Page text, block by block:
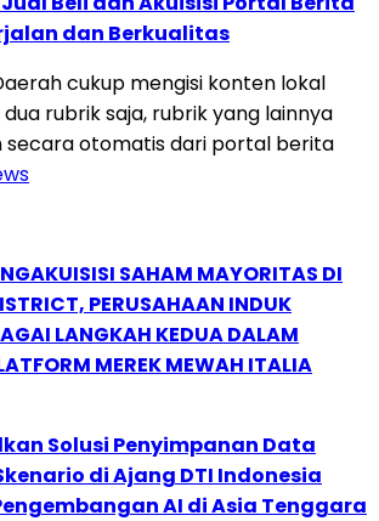
dan Berkualitas
cukup mengisi konten lokal
rubrik saja, rubrik yang lainnya
secara otomatis dari portal berita
SAHAM MAYORITAS DI
PERUSAHAAN INDUK
LANGKAH KEDUA DALAM
MEREK MEWAH ITALIA
Solusi Penyimpanan Data
di Ajang DTI Indonesia
AI di Asia Tenggara